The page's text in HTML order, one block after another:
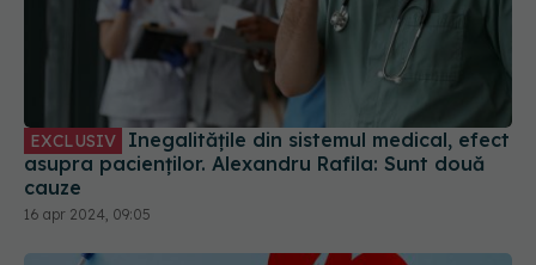
EXCLUSIV
asupra pacienților. Alexandru Rafila: Sunt două
cauze
16 apr 2024, 09:05